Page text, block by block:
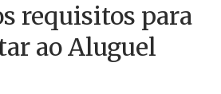
requisitos para
ao Aluguel